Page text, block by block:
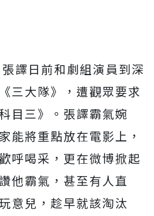
譯日前和劇組演員到深
三大隊》，遭觀眾要求
目三》。張譯霸氣婉
能將重點放在電影上，
呼喝采，更在微博掀起
他霸氣，甚至有人直
意兒，趁早就該淘汰